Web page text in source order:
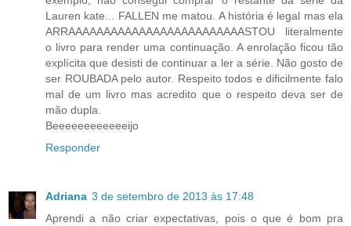
Lauren kate... FALLEN me matou. A história é legal mas ela
ARRAAAAAAAAAAAAAAAAAAAAAAAAASTOU literalmente
o livro para render uma continuação. A enrolação ficou tão
explícita que desisti de continuar a ler a série. Não gosto de
ser ROUBADA pelo autor. Respeito todos e dificilmente falo
mal de um livro mas acredito que o respeito deva ser de
mão dupla.
Beeeeeeeeeeeeijo
Responder
Adriana 3 de setembro de 2013 às 17:48
Aprendi a não criar expectativas, pois o que é bom pra